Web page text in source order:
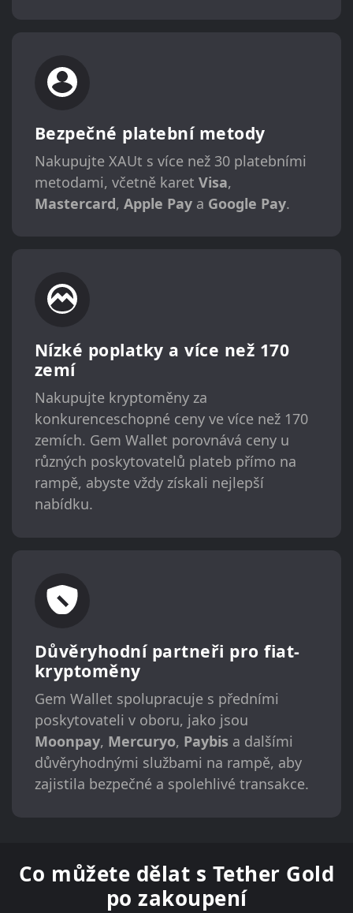
Bezpečné platební metody
Nakupujte XAUt s více než 30 platebními
metodami, včetně karet Visa,
Mastercard, Apple Paya Google Pay.
Nízké poplatky a více než 170
zemí
Nakupujte kryptoměny za
konkurenceschopné ceny ve více než 170
zemích. Gem Wallet porovnává ceny u
různých poskytovatelů plateb přímo na
rampě, abyste vždy získali nejlepší
nabídku.
Důvěryhodní partneři pro fiat-
kryptoměny
Gem Wallet spolupracuje s předními
poskytovateli v oboru, jako jsou
Moonpay, Mercuryo, Paybis a dalšími
důvěryhodnými službami na rampě, aby
zajistila bezpečné a spolehlivé transakce.
Co můžete dělat s Tether Gold
po zakoupení